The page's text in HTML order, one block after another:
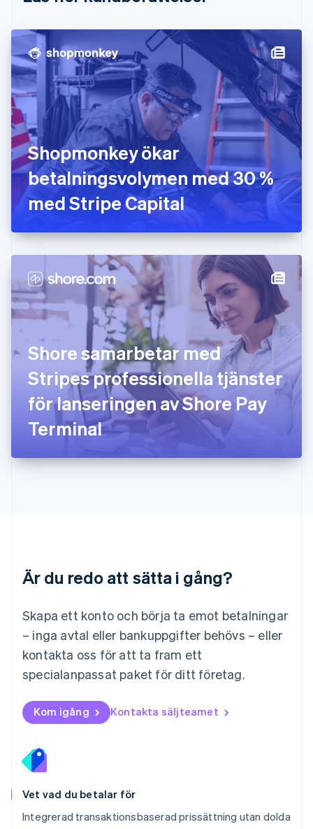
Shopmonkey ökar
betalningsvolymen med 30 %
med Stripe Capital
Shore samarbetar med
Stripes professionella tjänster
för lanseringen av Shore Pay
Terminal
Är du redo att sätta i gång?
Skapa ett konto och börja ta emot betalningar
– inga avtal eller bankuppgifter behövs – eller
kontakta oss för att ta fram ett
specialanpassat paket för ditt företag.
Kom igång Kontakta säljteamet
Vet vad du betalar för
Integrerad transaktionsbaserad prissättning utan dolda
Finland
EnglishSvenska
Frankrike
FrançaisEnglish
Förenade Arabemiraten
English
Gibraltar
English
Grekland
English
Hongkong SAR, Kina
English简体中文
Indien
Irland
English
ItalianoEnglish
Japan
日本語English
Kanada
English Français
Kroatien
Italiano
Lettland
Liechtenstein
Deutsch English
Litauen
Luxemburg
Nederländerna
Norge
English
Nya Zeeland
English
English
Português English
Rumänien
Schweiz
Deutsch
English简体中文
English